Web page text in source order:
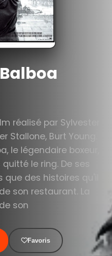
réalisé par Sylvester
Stallone, Burt Young.
le légendaire boxeur,
le ring. De ses
des histoires qu'il
son restaurant. La
son
Favoris